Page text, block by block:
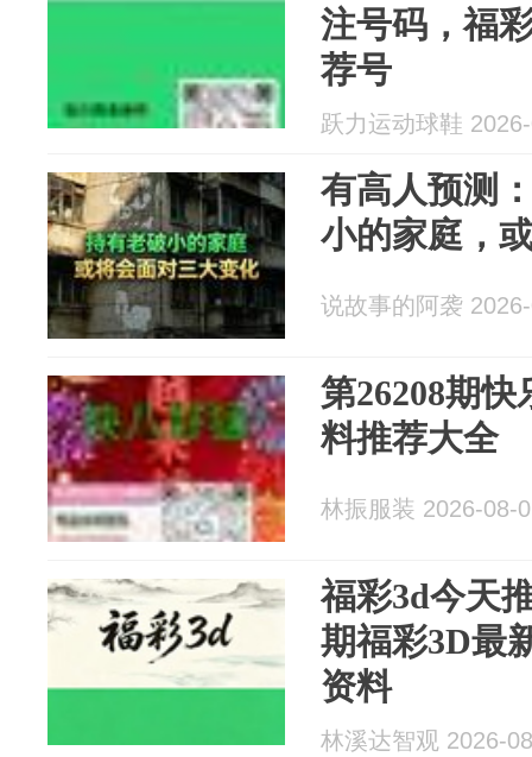
注号码，福
荐号
跃力运动球鞋
有高人预测
小的家庭，
说故事的阿袭
第26208期
料推荐大全
林振服装 2026-08-
福彩3d今天
期福彩3D最
资料
林溪达智观 2026-